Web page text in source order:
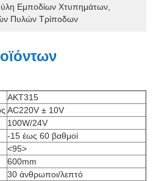
Εμποδίων Χτυπημάτων
Πυλών Τρίποδων
AKT315
AC220V ± 10V
100W/24V
-15 έως 60 βαθμοί
<95>
600mm
30 άνθρωποι/λεπτό